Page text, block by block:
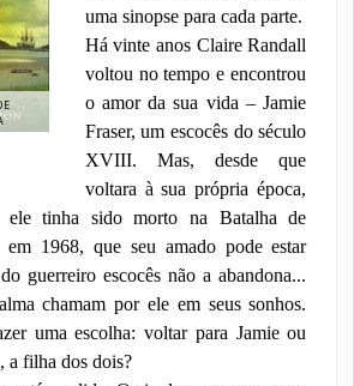
uma sinopse para cada parte.
Há vinte anos Claire Randall
voltou no tempo e encontrou
o amor da sua vida – Jamie
Fraser, um escocês do século
XVIII. Mas, desde que
voltara à sua própria época,
ele tinha sido morto na Batalha de
1968, que seu amado pode estar
guerreiro escocês não a abandona...
chamam por ele em seus sonhos.
uma escolha: voltar para Jamie ou
a filha dos dois?